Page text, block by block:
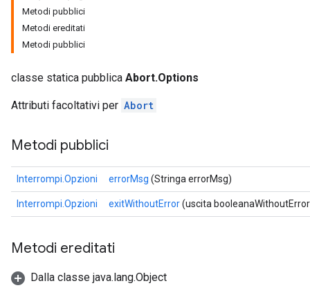
Metodi pubblici
Metodi ereditati
Metodi pubblici
classe statica pubblica Abort.Options
Attributi facoltativi per Abort
Metodi pubblici
Interrompi.Opzioni errorMsg (Stringa errorMsg)
Interrompi.Opzioni exitWithoutError(uscita
Metodi ereditati
Dalla classe java.lang.Object